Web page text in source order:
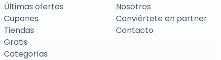
Últimas ofertas
Cupones
Tiendas
Gratis
Categorías
Nosotros
Conviértete en partner
Contacto